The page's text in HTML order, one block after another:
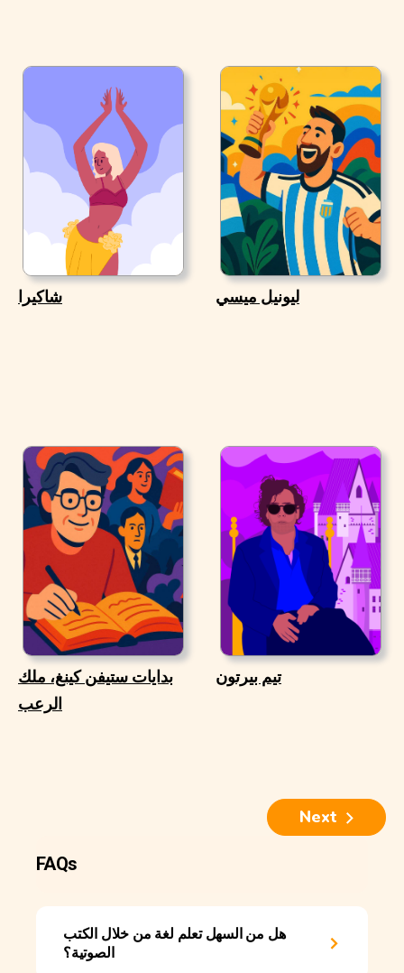
شاكيرا ليونيل ميسي
بدايات ستيفن كينغ، ملك
الرعب
تيم بيرتون
Next
FAQs
هل من السهل تعلم لغة من خلال الكتب
الصوتية؟